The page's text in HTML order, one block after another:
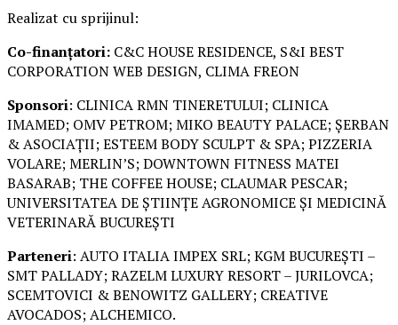
Realizat cu sprijinul:
Co-finanțatori: C&C HOUSE RESIDENCE, S&I BEST
CORPORATION WEB DESIGN, CLIMA FREON
Sponsori: CLINICA RMN TINERETULUI; CLINICA
IMAMED; OMV PETROM; MIKO BEAUTY PALACE; ȘERBAN
& ASOCIAȚII; ESTEEM BODY SCULPT & SPA; PIZZERIA
VOLARE; MERLIN’S; DOWNTOWN FITNESS MATEI
BASARAB; THE COFFEE HOUSE; CLAUMAR PESCAR;
UNIVERSITATEA DE ȘTIINȚE AGRONOMICE ȘI MEDICINĂ
VETERINARĂ BUCUREȘTI
Parteneri: AUTO ITALIA IMPEX SRL; KGM BUCUREȘTI –
SMT PALLADY; RAZELM LUXURY RESORT – JURILOVCA;
SCEMTOVICI & BENOWITZ GALLERY; CREATIVE
AVOCADOS; ALCHEMICO.